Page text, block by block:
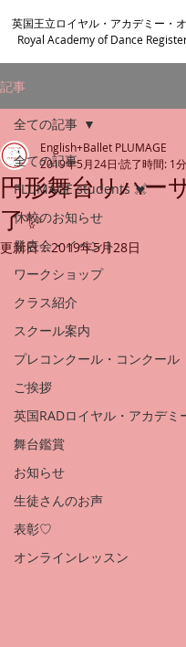
英国王立ロイヤル・アカデミー・
Royal Academy of Dance
記事
全ての記事
PLUMAGE students 💓
休校のお知らせ
発表会・イベント
ワークショップ
クラス紹介
スクール案内
プレコンクール・コンクール
ご挨拶
英国RADロイヤル・アカデミ
舞台鑑賞
お知らせ
生徒さんのお声
表彰♡
オンラインレッスン
全ての記事
円形舞台リハー
了✨
English+Ballet PLUMAGE
2019年5月24日 読了時間: 1分
更新日：2019年5月28日